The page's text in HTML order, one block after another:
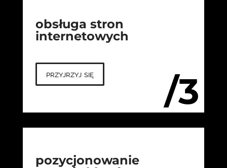
/3
obsługa stron
internetowych
przyjrzyj się
pozycjonowanie